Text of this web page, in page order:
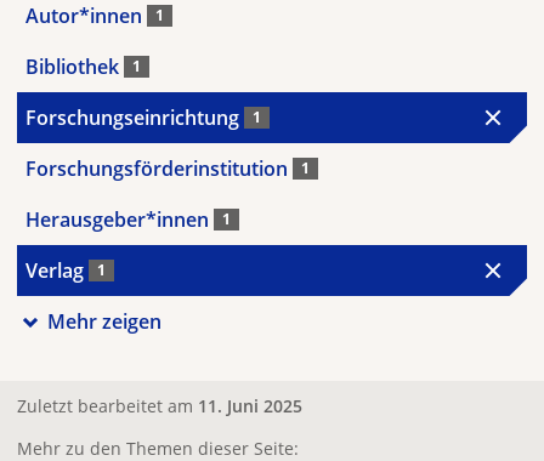
Autor*innen 1
Bibliothek 1
Forschungseinrichtung 1
Forschungsförderinstitution 1
Herausgeber*innen 1
Verlag 1
Mehr zeigen
Zuletzt bearbeitet am 11. Juni 2025
Mehr zu den Themen dieser Seite: